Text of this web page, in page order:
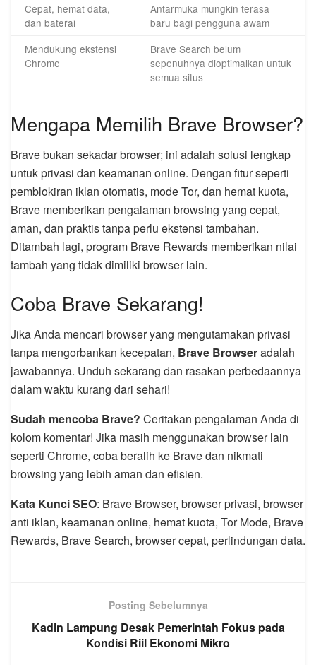
Cepat, hemat data,
dan baterai
Antarmuka mungkin terasa
baru bagi pengguna awam
Mendukung ekstensi
Chrome
Brave Search belum
sepenuhnya dioptimalkan untuk
semua situs
Mengapa Memilih Brave Browser?
Brave bukan sekadar browser; ini adalah solusi lengkap
untuk privasi dan keamanan online. Dengan fitur seperti
pemblokiran iklan otomatis, mode Tor, dan hemat kuota,
Brave memberikan pengalaman browsing yang cepat,
aman, dan praktis tanpa perlu ekstensi tambahan.
Ditambah lagi, program Brave Rewards memberikan nilai
tambah yang tidak dimiliki browser lain.
Coba Brave Sekarang!
Jika Anda mencari browser yang mengutamakan privasi
tanpa mengorbankan kecepatan, Brave Browseradalah
jawabannya. Unduh sekarang dan rasakan perbedaannya
dalam waktu kurang dari sehari!
Sudah mencoba Brave? Ceritakan pengalaman Anda di
kolom komentar! Jika masih menggunakan browser lain
seperti Chrome, coba beralih ke Brave dan nikmati
browsing yang lebih aman dan efisien.
Kata Kunci SEO: Brave Browser, browser privasi, browser
anti iklan, keamanan online, hemat kuota, Tor Mode, Brave
Rewards, Brave Search, browser cepat, perlindungan data.
Posting Sebelumnya
Kadin Lampung Desak Pemerintah Fokus pada
Kondisi Riil Ekonomi Mikro